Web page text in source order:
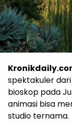
spektakuler
bioskop pada
animasi bisa
studio ternama.